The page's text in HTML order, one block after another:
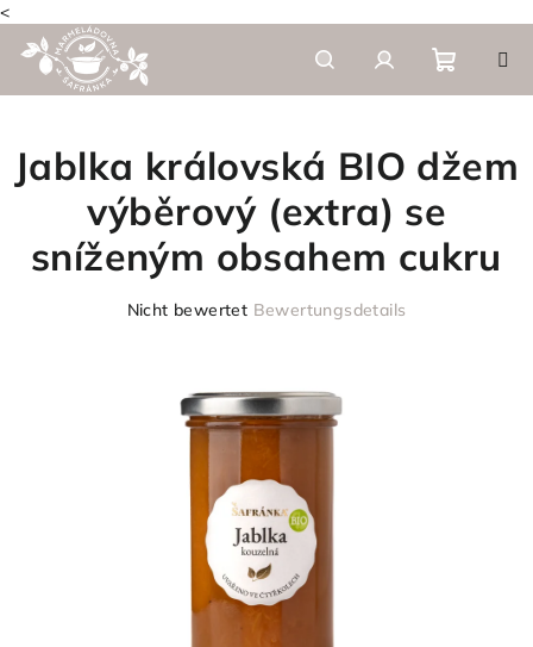
<
Inhalt
springen
SuchenLogin
Jablka královská BIO džem
výběrový (extra) se
sníženým obsahem cukru
Nicht bewertet Bewertungsdetails